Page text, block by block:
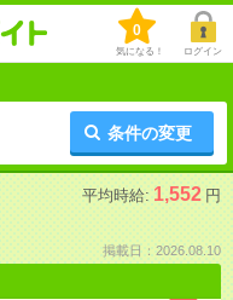
0
気になる！ ログイン
条件の変更
平均時給: 1,552 円
掲載日：2026.08.10